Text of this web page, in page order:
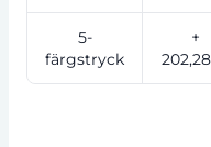
5-
färgstryck
+